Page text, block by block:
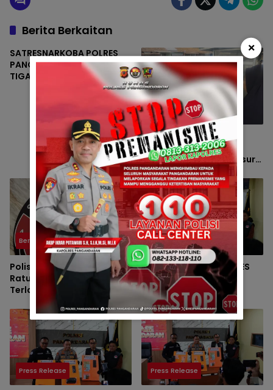
Berita Berkaitan
SATRESNARKOBA POLRES
PANGANDARAN UNGKAP
TIGA KASUS NARKOTIKA DI
WILAYAH HUKUM POLRES
Hot News
Bayi Perempuan
Ditemukan di Terminal
Kalipucang, Polisi Telusuri
Keberadaan Orang Tua
Berita
Polisi Tangkap Pengedar
Ratusan Butir Obat
Terlarang di Cijulang
Press Release
SATRESNARKOBA POLRES
PANGANDARAN GELAR
PRESS RELEASE
PENGUNGKAPAN KASUS
TINDAK PIDANA NARKOTIKA
Press Release Press Release
×